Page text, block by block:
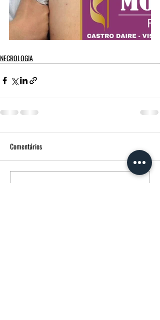
NECROLOGIA
Comentários